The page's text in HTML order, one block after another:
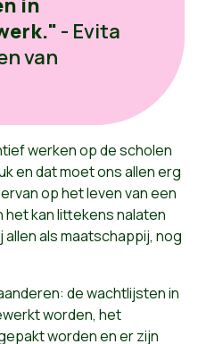
in
- Evita
van
werken op de scholen
en dat moet ons allen erg
op het leven van een
het kan littekens nalaten
als maatschappij, nog
de wachtlijsten in
worden, het
worden en er zijn